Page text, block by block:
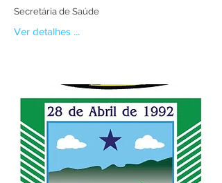
Secretária de Saúde
Ver detalhes ...